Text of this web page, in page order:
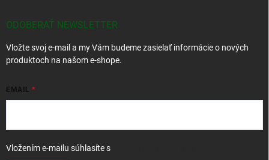
ODOBERAŤ NEWSLETTER
Vložte svoj e-mail a my Vám budeme zasielať informácie o nových
produktoch na našom e-shope.
EMAIL
Vložením e-mailu súhlasíte s